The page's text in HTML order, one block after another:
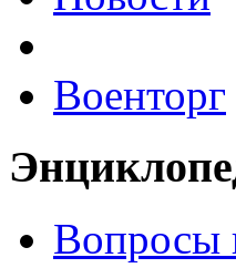
Военторг
Вопросы